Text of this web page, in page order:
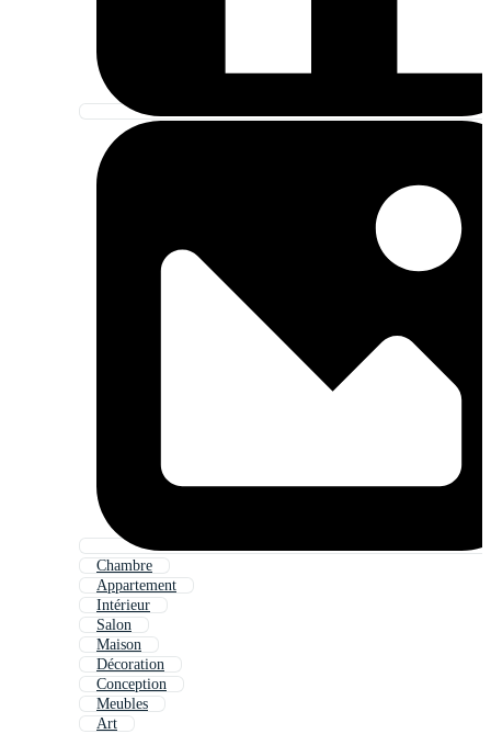
Chambre
Appartement
Intérieur
Salon
Maison
Décoration
Conception
Meubles
Art